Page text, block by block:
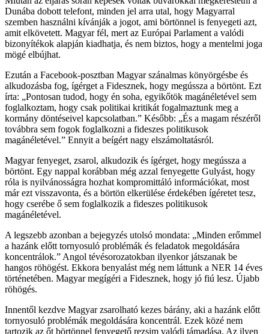
Dunába dobott telefont, minden jel arra utal, hogy Magyarral
szemben használni kívánják a jogot, ami börtönnel is fenyegeti azt,
amit elkövetett. Magyar fél, mert az Európai Parlament a valódi
bizonyítékok alapján kiadhatja, és nem biztos, hogy a mentelmi joga
mögé elbújhat.
Ezután a Facebook-posztban Magyar szánalmas könyörgésbe és
alkudozásba fog, ígérget a Fidesznek, hogy megússza a börtönt. Ezt
írta: „Pontosan tudod, hogy én soha, egyikőtök magánéletével sem
foglalkoztam, hogy csak politikai kritikát fogalmaztunk meg a
kormány döntéseivel kapcsolatban.” Később: „És a magam részéről
továbbra sem fogok foglalkozni a fideszes politikusok
magánéletével.” Ennyit a beígért nagy elszámoltatásról.
Magyar fenyeget, zsarol, alkudozik és ígérget, hogy megússza a
börtönt. Egy nappal korábban még azzal fenyegette Gulyást, hogy
róla is nyilvánosságra hozhat kompromittáló információkat, most
már ezt visszavonta, és a börtön elkerülése érdekében ígéretet tesz,
hogy cserébe ő sem foglalkozik a fideszes politikusok
magánéletével.
A legszebb azonban a bejegyzés utolsó mondata: „Minden erőmmel
a hazánk előtt tornyosuló problémák és feladatok megoldására
koncentrálok.” Angol tévésorozatokban ilyenkor játszanak be
hangos röhögést. Ekkora benyalást még nem láttunk a NER 14 éves
történetében. Magyar megígéri a Fidesznek, hogy jó fiú lesz. Újabb
röhögés.
Innentől kezdve Magyar zsarolható kezes bárány, aki a hazánk előtt
tornyosuló problémák megoldására koncentrál. Ezek közé nem
tartozik az őt börtönnel fenyegető rezsim valódi támadása. Az ilyen